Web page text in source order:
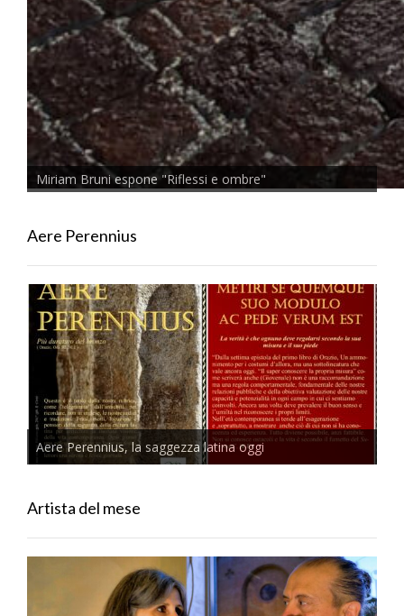
Miriam Bruni espone "Riflessi e ombre"
Aere Perennius
Aere Perennius, la saggezza latina oggi
Artista del mese